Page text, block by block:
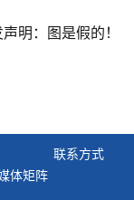
明：图是假的！
联系方式
体矩阵